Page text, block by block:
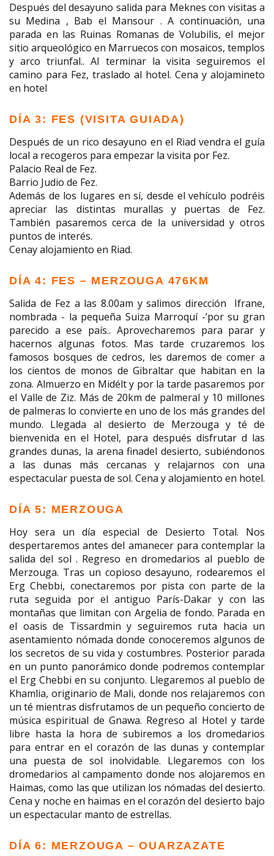
Después del desayuno salida para Meknes con visitas a
su Medina , Bab el Mansour . A continuación, una
parada en las Ruinas Romanas de Volubilis, el mejor
sitio arqueológico en Marruecos con mosaicos, templos
y arco triunfal.. Al terminar la visita seguiremos el
camino para Fez, traslado al hotel. Cena y alojamineto
en hotel
DÍA 3: FES (VISITA GUIADA)
Después de un rico desayuno en el Riad vendra el guía
local a recogeros para empezar la visita por Fez.
Palacio Real de Fez.
Barrio Judio de Fez.
Además de los lugares en sí, desde el vehículo podréis
apreciar las distintas murallas y puertas de Fez.
También pasaremos cerca de la universidad y otros
puntos de interés.
Cenay alojamiento en Riad.
DÍA 4: FES – MERZOUGA 476KM
Salida de Fez a las 8.00am y salimos dirección Ifrane,
nombrada - la pequeña Suiza Marroquí -’por su gran
parecido a ese país.. Aprovecharemos para parar y
hacernos algunas fotos. Mas tarde cruzaremos los
famosos bosques de cedros, les daremos de comer a
los cientos de monos de Gibraltar que habitan en la
zona. Almuerzo en Midélt y por la tarde pasaremos por
el Valle de Ziz. Más de 20km de palmeral y 10 millones
de palmeras lo convierte en uno de los más grandes del
mundo. Llegada al desierto de Merzouga y té de
bienvenida en el Hotel, para después disfrutar d las
grandes dunas, la arena finadel desierto, subiéndonos
a las dunas más cercanas y relajarnos con una
espectacular puesta de sol. Cena y alojamiento en hotel.
DÍA 5: MERZOUGA
Hoy sera un día especial de Desierto Total. Nos
despertaremos antes del amanecer para contemplar la
salida del sol . Regreso en dromedarios al pueblo de
Merzouga. Tras un copioso desayuno, rodearemos el
Erg Chebbi, conectaremos por pista con parte de la
ruta seguida por el antiguo París-Dakar y con las
montañas que limitan con Argelia de fondo. Parada en
el oasis de Tissardmin y seguiremos ruta hacia un
asentamiento nómada donde conoceremos algunos de
los secretos de su vida y costumbres. Posterior parada
en un punto panorámico donde podremos contemplar
el Erg Chebbi en su conjunto. Llegaremos al pueblo de
Khamlia, originario de Mali, donde nos relajaremos con
un té mientras disfrutamos de un pequeño concierto de
música espiritual de Gnawa. Regreso al Hotel y tarde
libre hasta la hora de subiremos a los dromedarios
para entrar en el corazón de las dunas y contemplar
una puesta de sol inolvidable. Llegaremos con los
dromedarios al campamento donde nos alojaremos en
Haimas, como las que utilizan los nómadas del desierto.
Cena y noche en haimas en el corazón del desierto bajo
un espectacular manto de estrellas.
DÍA 6: MERZOUGA – OUARZAZATE